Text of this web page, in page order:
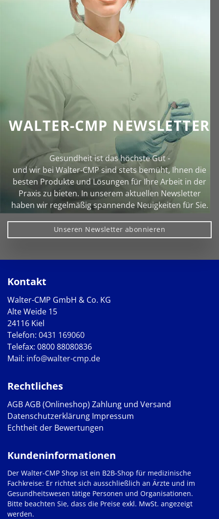
WALTER-CMP NEWSLETTER
Gesundheit ist das höchste Gut -
und wir bei Walter‑CMP sind stets bemüht, Ihnen die
besten Produkte und Lösungen für Ihre Arbeit in der
Praxis zu bieten. In unserem aktuellen Newsletter
haben wir regelmäßig spannende Neuigkeiten für Sie.
Unseren Newsletter abonnieren
Kontakt
Walter-CMP GmbH & Co. KG
Alte Weide 15
24116 Kiel
Telefon: 0431 169060
Telefax: 0800 88080836
Mail: info@walter-cmp.de
Rechtliches
AGBAGB (Onlineshop) Zahlung und Versand
Datenschutzerklärung Impressum
Echtheit der Bewertungen
Kundeninformationen
Der Walter-CMP Shop ist ein B2B-Shop für medizinische
Fachkreise: Er richtet sich ausschließlich an Ärzte und im
Gesundheitswesen tätige Personen und Organisationen.
Bitte beachten Sie, dass die Preise exkl. MwSt. angezeigt
werden.